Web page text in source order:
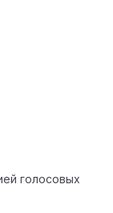
голосовых